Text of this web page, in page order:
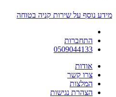
מידע נוסף על שירות קניה בטוחה
התחברות
0509044133
אודות
צרו קשר
המלצות
הצהרת נגישות